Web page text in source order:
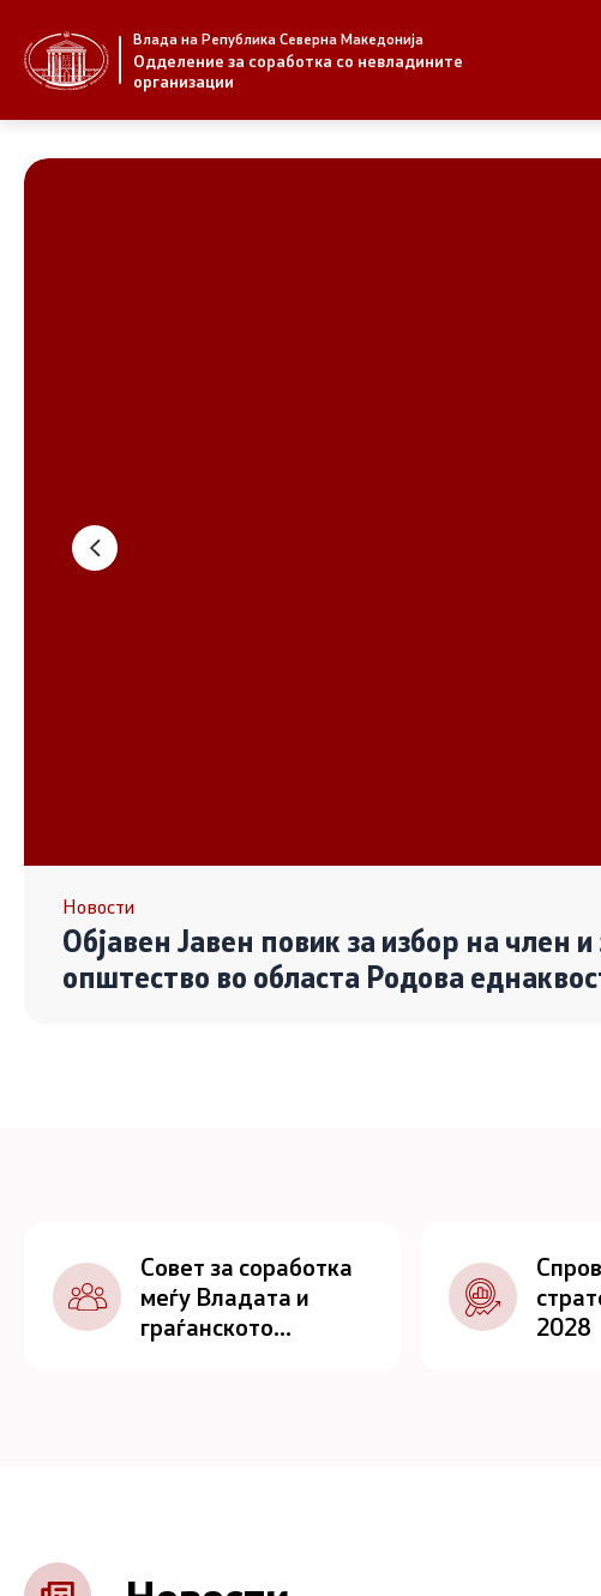
Влада на Република Северна Македонија
Одделение за соработка со невладините
организации
За нас
Регистар
Дијалог меѓу
Линкови
Изјава за пристапност
Новости
Објавен Јавен повик за избор на член
општество во областа Родова
Совет за соработка
меѓу Владата и
граѓанското
2028